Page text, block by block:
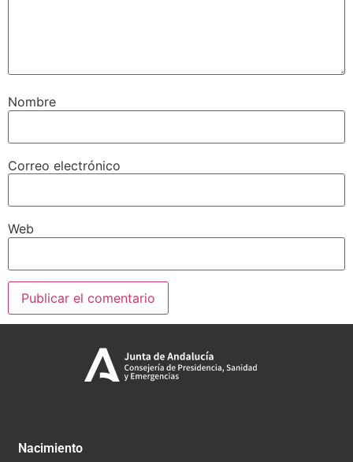
Nombre
Correo electrónico
Web
Nacimiento